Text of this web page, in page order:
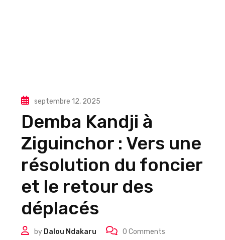
septembre 12, 2025
Demba Kandji à
Ziguinchor : Vers une
résolution du foncier
et le retour des
déplacés
by Dalou Ndakaru 0 Comments